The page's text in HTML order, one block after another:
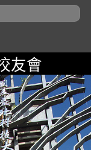
友會